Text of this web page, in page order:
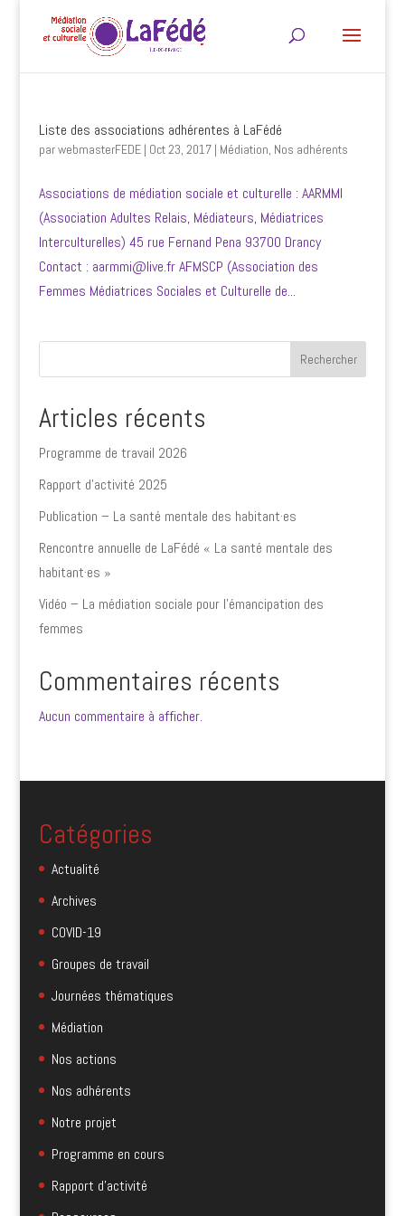
Liste des associations adhérentes à LaFédé
parwebmasterFEDE| Oct 23, 2017| Médiation, Nos adhérents
Associations de médiation sociale et culturelle : AARMMI
(Association Adultes Relais, Médiateurs, Médiatrices
Interculturelles) 45 rue Fernand Pena 93700 Drancy
Contact : aarmmi@live.fr AFMSCP (Association des
Femmes Médiatrices Sociales et Culturelle de...
Rechercher
Articles récents
Programme de travail 2026
Rapport d’activité 2025
Publication – La santé mentale des habitant·es
Rencontre annuelle de LaFédé « La santé mentale des
habitant·es »
Vidéo – La médiation sociale pour l’émancipation des
femmes
Commentaires récents
Aucun commentaire à afficher.
Catégories
Actualité
Archives
COVID-19
Groupes de travail
Journées thématiques
Médiation
Nos actions
Nos adhérents
Notre projet
Programme en cours
Rapport d'activité